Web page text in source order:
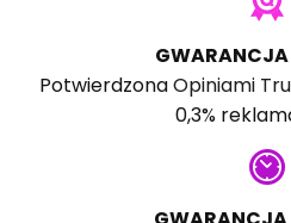
PotwierdzonaOpiniami
0,3%